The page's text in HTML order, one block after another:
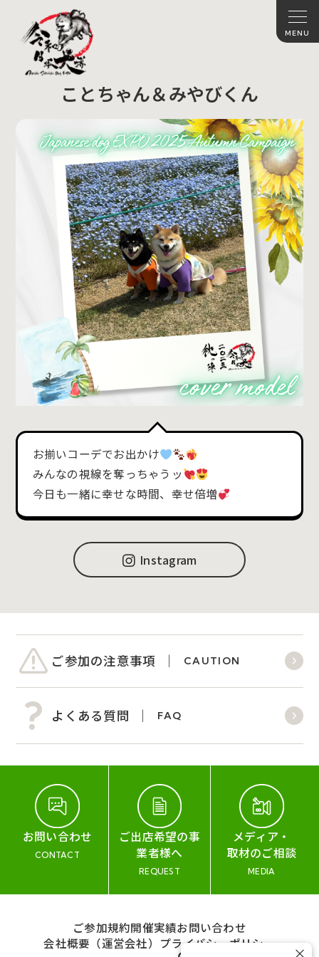
ことちゃん＆みやびくん
お揃いコーデでお出かけ
みんなの視線を奪っちゃうッ
今日も一緒に幸せな時間、幸せ倍増
Instagram
ご参加の注意事項 CAUTION
よくある質問 FAQ
お問い合わせ
CONTACT
ご出店希望の事
業者様へ
REQUEST
メディア・
取材のご相談
MEDIA
ご参加規約開催実績お問い合わせ
会社概要（運営会社） プライバシーポリシー
×